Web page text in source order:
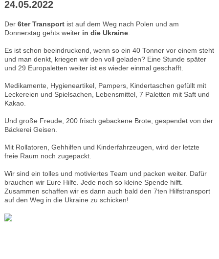
24.05.2022
Der 6ter Transportist auf dem Weg nach Polen und am
Donnerstag gehts weiter in die Ukraine.
Es ist schon beeindruckend, wenn so ein 40 Tonner vor einem steht
und man denkt, kriegen wir den voll geladen? Eine Stunde später
und 29 Europaletten weiter ist es wieder einmal geschafft.
Medikamente, Hygieneartikel, Pampers, Kindertaschen gefüllt mit
Leckereien und Spielsachen, Lebensmittel, 7 Paletten mit Saft und
Kakao.
Und große Freude, 200 frisch gebackene Brote, gespendet von der
Bäckerei Geisen.
Mit Rollatoren, Gehhilfen und Kinderfahrzeugen, wird der letzte
freie Raum noch zugepackt.
Wir sind ein tolles und motiviertes Team und packen weiter. Dafür
brauchen wir Eure Hilfe. Jede noch so kleine Spende hilft.
Zusammen schaffen wir es dann auch bald den 7ten Hilfstransport
auf den Weg in die Ukraine zu schicken!